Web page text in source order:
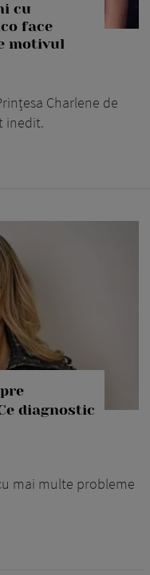
cu
face
motivul
Charlene de
inedit.
diagnostic
mai multe probleme